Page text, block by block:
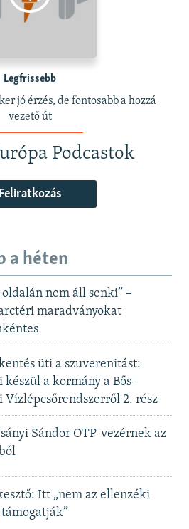
Legfrissebb
jó érzés, de fontosabb a hozzá
vezető út
Podcastok
Feliratkozás
a héten
nem áll senki” –
maradványokat
üti a szuverenitást:
készül a kormány a Bős-
Vízlépcsőrendszerről 2. rész
Sándor OTP-vezérnek az
Itt „nem az ellenzéki